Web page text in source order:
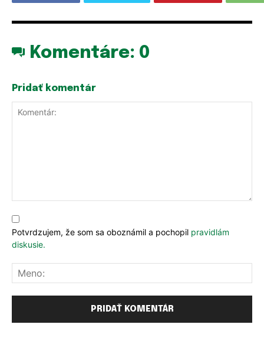
Komentáre: 0
Pridať komentár
Potvrdzujem, že som sa oboznámil a pochopil pravidlám
diskusie.